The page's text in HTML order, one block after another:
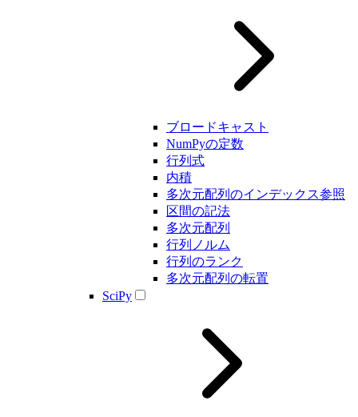
ブロードキャスト
NumPyの定数
行列式
内積
多次元配列のインデックス参照
区間の記法
多次元配列
行列ノルム
行列のランク
多次元配列の転置
SciPy